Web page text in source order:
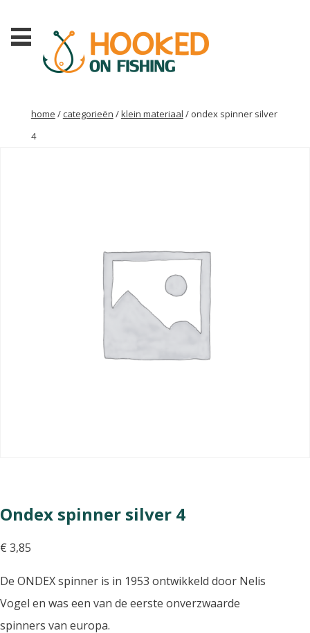
home / categorieën /klein materiaal / ondex spinner silver
4
Ondex spinner silver 4
€ 3,85
De ONDEX spinner is in 1953 ontwikkeld door Nelis
Vogel en was een van de eerste onverzwaarde
spinners van europa.